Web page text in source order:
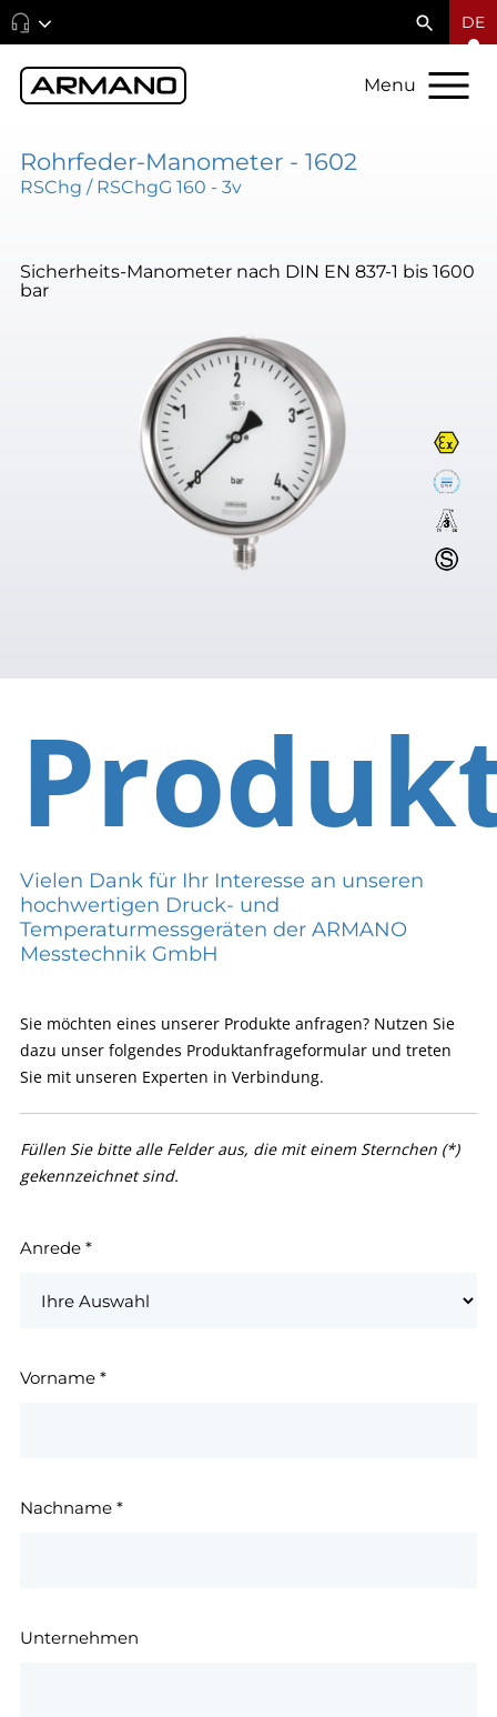
DE
Menu
Rohrfeder-Manometer - 1602
RSChg / RSChgG 160 - 3v
Sicherheits-Manometer nach DIN EN 837-1 bis 1600
bar
Vielen Dank für Ihr Interesse an unseren
hochwertigen Druck- und
Temperaturmessgeräten der ARMANO
Messtechnik GmbH
Sie möchten eines unserer Produkte anfragen? Nutzen Sie
dazu unser folgendes Produktanfrageformular und treten
Sie mit unseren Experten in Verbindung.
Füllen Sie bitte alle Felder aus, die mit einem Sternchen (*)
gekennzeichnet sind.
Anrede *
Vorname *
Nachname *
Unternehmen